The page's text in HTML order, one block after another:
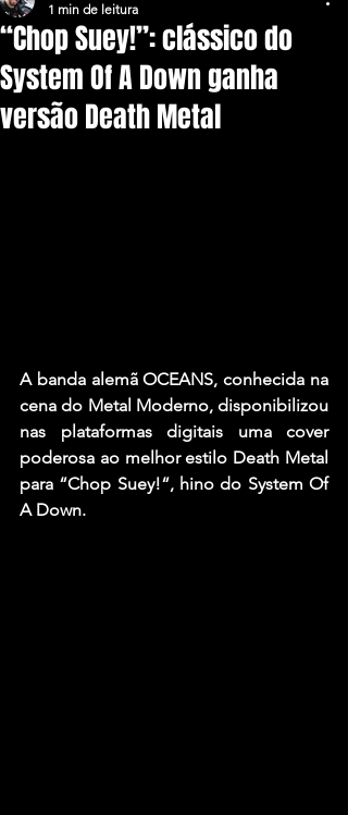
“Chop Suey!”: clássico do
System Of A Down ganha
versão Death Metal
1 min de leitura
A banda alemã OCEANS, conhecida na
cena do Metal Moderno, disponibilizou
nas plataformas digitais uma cover
poderosa ao melhor estilo Death Metal
para “Chop Suey!“, hino do System Of
A Down.